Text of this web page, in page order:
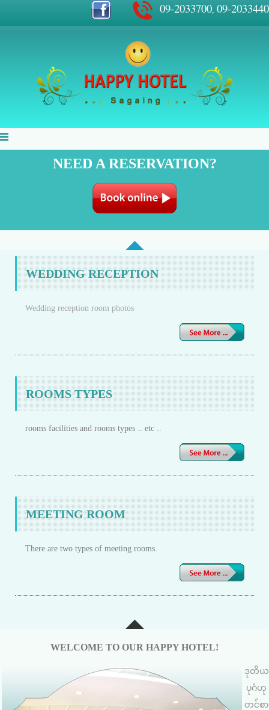
09-2033700 09-2033440
NEED A RESERVATION?
WEDDING RECEPTION
Wedding reception room photos
ROOMS TYPES
rooms facilities and rooms types .. etc ..
MEETING ROOM
There are two types of meeting rooms.
WELCOME TO OUR HAPPY HOTEL!
ဒုတိယ
ပုဂံဟု
တင်စာ